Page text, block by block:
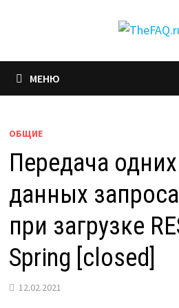
МЕНЮ
ОБЩИЕ
Передача
данных
при загрузке
Spring [closed]
12.02.2021